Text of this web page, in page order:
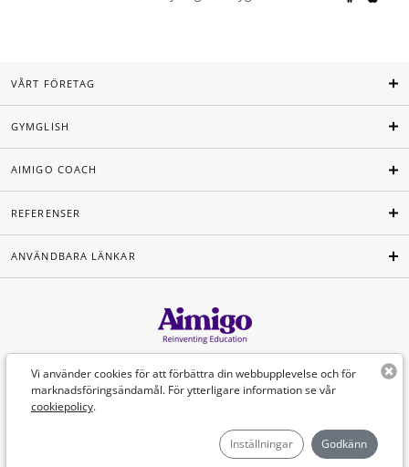
Vi använder cookies för att förbättra din webbupplevelse och för
marknadsföringsändamål. För ytterligare information se vår
cookiepolicy.
Inställningar Godkänn
VÅRT FÖRETAG
GYMGLISH
AIMIGO COACH
REFERENSER
ANVÄNDBARA LÄNKAR
Svenska